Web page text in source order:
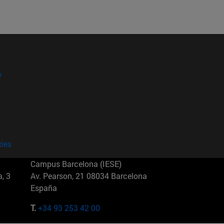
3
Campus Barcelona (IESE)
Av. Pearson, 21 08034 Barcelona
España
T.+34 93 253 42 00